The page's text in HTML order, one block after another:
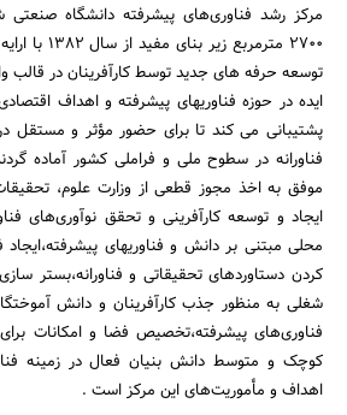
مرکز رشد فناورى‌هاى پیشرفته دانشگاه صنعتى
2700
توسعه حرفه هاى جدید توسط کارآفرینان در
ایده در حوزه فناوریهاى پیشرفته و اهداف
پشتیبانى مى کند تا براى حضور مؤثر و مستقل
موفق به اخذ مجوز قطعى از وزارت علوم،
ایجاد و توسعه کارآفرینى و تحقق نوآورى‌هاى
محلى مبتنى بر دانش و فناوریهاى
کردن دستاوردهاى تحقیقاتى و فناورانه،بستر
شغلى به منظور جذب کارآفرینان و دانش
فناورى‌هاى پیشرفته،تخصیص فضا و امکانات
کوچک و متوسط دانش بنیان فعال در زمینه
اهداف و مأموریت‌های این مرکز است .